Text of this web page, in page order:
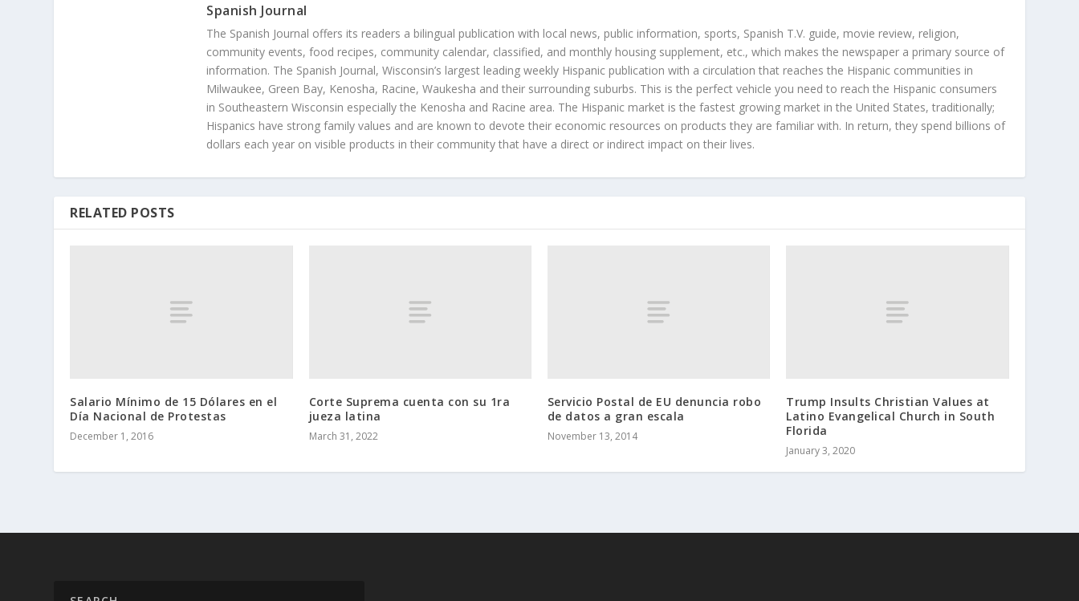
Spanish Journal
The Spanish Journal offers its readers a bilingual publication with local news, public information, sports, Spanish T.V. guide, movie review, religion,
community events, food recipes, community calendar, classified, and monthly housing supplement, etc., which makes the newspaper a primary source of
information. The Spanish Journal, Wisconsin’s largest leading weekly Hispanic publication with a circulation that reaches the Hispanic communities in
Milwaukee, Green Bay, Kenosha, Racine, Waukesha and their surrounding suburbs. This is the perfect vehicle you need to reach the Hispanic consumers
in Southeastern Wisconsin especially the Kenosha and Racine area. The Hispanic market is the fastest growing market in the United States, traditionally;
Hispanics have strong family values and are known to devote their economic resources on products they are familiar with. In return, they spend billions of
dollars each year on visible products in their community that have a direct or indirect impact on their lives.
RELATED POSTS
Salario Mínimo de 15 Dólares en el
Día Nacional de Protestas
December 1, 2016
Corte Suprema cuenta con su 1ra
jueza latina
March 31, 2022
Servicio Postal de EU denuncia robo
de datos a gran escala
November 13, 2014
Trump Insults Christian Values at
Latino Evangelical Church in South
Florida
January 3, 2020